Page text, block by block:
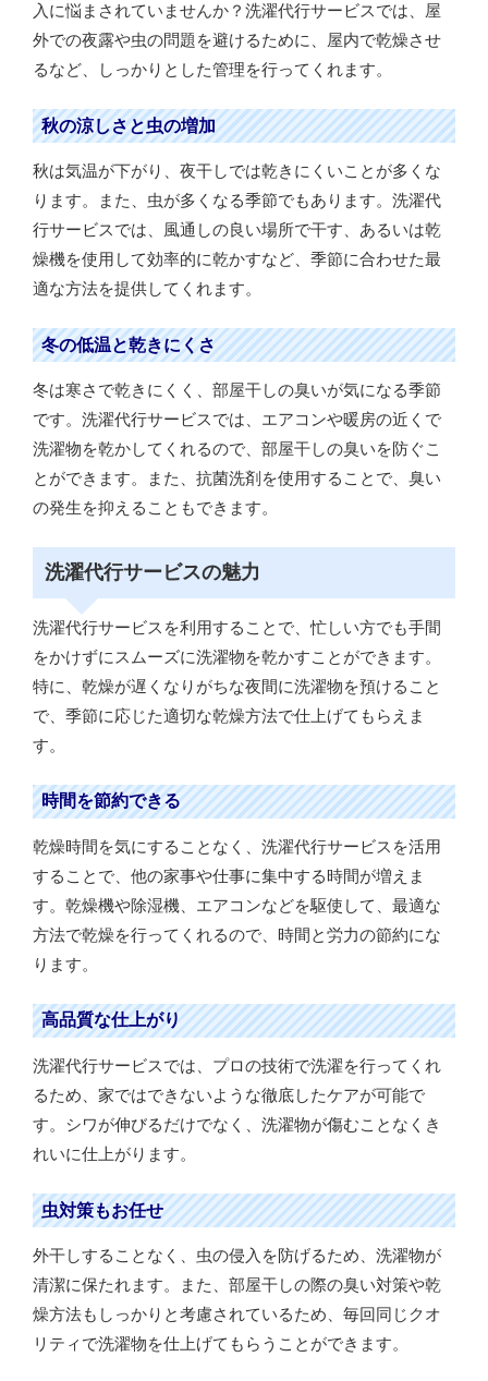
入に悩まされていませんか？洗濯代行サービスでは、屋
外での夜露や虫の問題を避けるために、屋内で乾燥させ
るなど、しっかりとした管理を行ってくれます。
秋の涼しさと虫の増加
秋は気温が下がり、夜干しでは乾きにくいことが多くな
ります。また、虫が多くなる季節でもあります。洗濯代
行サービスでは、風通しの良い場所で干す、あるいは乾
燥機を使用して効率的に乾かすなど、季節に合わせた最
適な方法を提供してくれます。
冬の低温と乾きにくさ
冬は寒さで乾きにくく、部屋干しの臭いが気になる季節
です。洗濯代行サービスでは、エアコンや暖房の近くで
洗濯物を乾かしてくれるので、部屋干しの臭いを防ぐこ
とができます。また、抗菌洗剤を使用することで、臭い
の発生を抑えることもできます。
洗濯代行サービスの魅力
洗濯代行サービスを利用することで、忙しい方でも手間
をかけずにスムーズに洗濯物を乾かすことができます。
特に、乾燥が遅くなりがちな夜間に洗濯物を預けること
で、季節に応じた適切な乾燥方法で仕上げてもらえま
す。
時間を節約できる
乾燥時間を気にすることなく、洗濯代行サービスを活用
することで、他の家事や仕事に集中する時間が増えま
す。乾燥機や除湿機、エアコンなどを駆使して、最適な
方法で乾燥を行ってくれるので、時間と労力の節約にな
ります。
高品質な仕上がり
洗濯代行サービスでは、プロの技術で洗濯を行ってくれ
るため、家ではできないような徹底したケアが可能で
す。シワが伸びるだけでなく、洗濯物が傷むことなくき
れいに仕上がります。
虫対策もお任せ
外干しすることなく、虫の侵入を防げるため、洗濯物が
清潔に保たれます。また、部屋干しの際の臭い対策や乾
燥方法もしっかりと考慮されているため、毎回同じクオ
リティで洗濯物を仕上げてもらうことができます。